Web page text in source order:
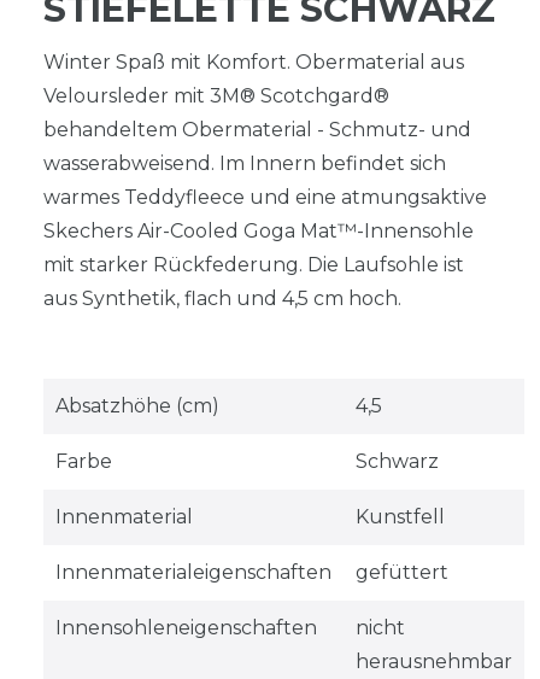
STIEFELETTE SCHWARZ
Winter Spaß mit Komfort. Obermaterial aus
Veloursleder mit 3M® Scotchgard®
behandeltem Obermaterial - Schmutz- und
wasserabweisend. Im Innern befindet sich
warmes Teddyfleece und eine atmungsaktive
Skechers Air-Cooled Goga Mat™-Innensohle
mit starker Rückfederung. Die Laufsohle ist
aus Synthetik, flach und 4,5 cm hoch.
Absatzhöhe (cm) 4,5
Farbe Schwarz
Innenmaterial Kunstfell
Innenmaterialeigenschaften gefüttert
Innensohleneigenschaften
nicht
herausnehmbar